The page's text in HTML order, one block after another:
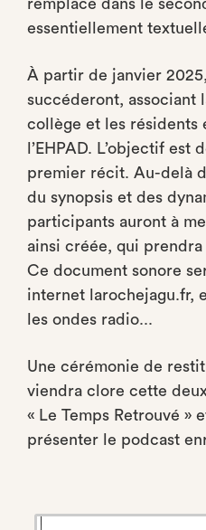
remplacé dans le
essentiellement
À partir de janvier
succéderont, associant
collège et les résidents
l’EHPAD. L’objectif
premier récit. Au-delà
du synopsis et des
participants auront à
ainsi créée, qui prendra
Ce document sonore
internet larochejagu.fr,
les ondes radio...
Une cérémonie de
viendra clore cette
« Le Temps Retrouvé »
présenter le podcast